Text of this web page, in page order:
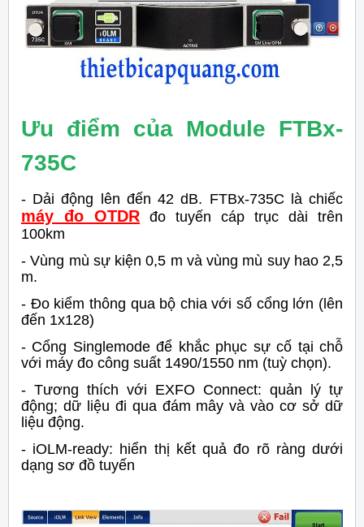
Ưu điểm của Module FTBx-
735C
- Dải động lên đến 42 dB. FTBx-735C là chiếc
máy đo OTDR đo tuyến cáp trục dài trên
100km
- Vùng mù sự kiện 0,5 m và vùng mù suy hao 2,5
m.
- Đo kiểm thông qua bộ chia với số cổng lớn (lên
đến 1x128)
- Cổng Singlemode để khắc phục sự cố tại chỗ
với máy đo công suất 1490/1550 nm (tuỳ chọn).
- Tương thích với EXFO Connect: quản lý tự
động; dữ liệu đi qua đám mây và vào cơ sở dữ
liệu động.
- iOLM-ready: hiển thị kết quả đo rõ ràng dưới
dạng sơ đồ tuyến